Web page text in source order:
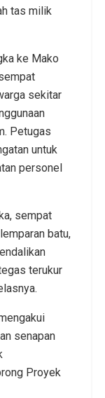
tas milik
ke Mako
sekitar
Petugas
untuk
personel
sempat
batu,
terukur
senapan
Proyek